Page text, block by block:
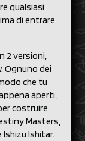
qualsiasi
di entrare
2 versioni,
Ognuno dei
che tu
aperti,
costruire
Masters,
Ishizu Ishitar.